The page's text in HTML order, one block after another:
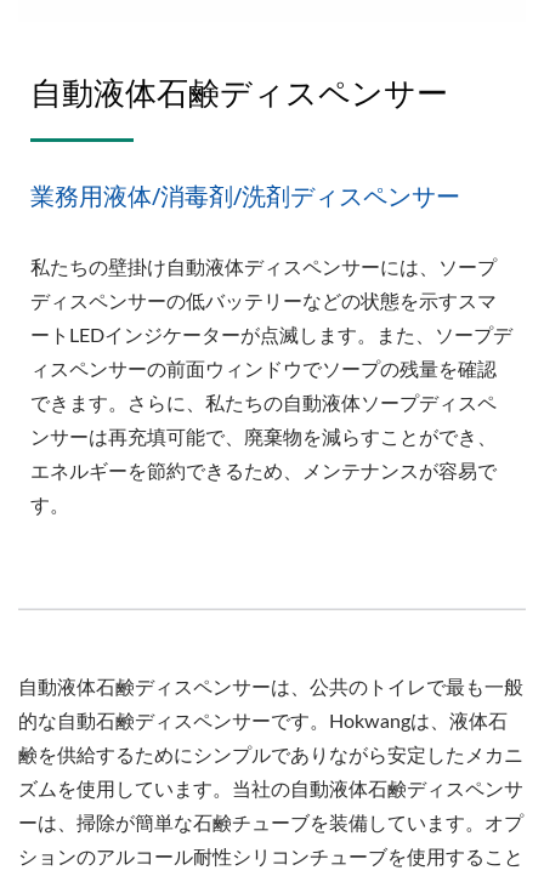
自動液体石鹸ディスペンサー
業務用液体/消毒剤/洗剤ディスペンサー
私たちの壁掛け自動液体ディスペンサーには、ソープ
ディスペンサーの低バッテリーなどの状態を示すスマ
ートLEDインジケーターが点滅します。また、ソープデ
ィスペンサーの前面ウィンドウでソープの残量を確認
できます。さらに、私たちの自動液体ソープディスペ
ンサーは再充填可能で、廃棄物を減らすことができ、
エネルギーを節約できるため、メンテナンスが容易で
す。
自動液体石鹸ディスペンサーは、公共のトイレで最も一般
的な自動石鹸ディスペンサーです。Hokwangは、液体石
鹸を供給するためにシンプルでありながら安定したメカニ
ズムを使用しています。当社の自動液体石鹸ディスペンサ
ーは、掃除が簡単な石鹸チューブを装備しています。オプ
ションのアルコール耐性シリコンチューブを使用すること